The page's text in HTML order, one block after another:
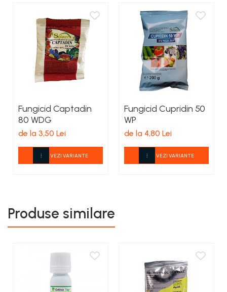
Fungicid Captadin
80 WDG
de la 3,50 Lei
VEZI VARIANTE
Fungicid Cupridin 50
WP
de la 4,80 Lei
VEZI VARIANTE
Produse similare